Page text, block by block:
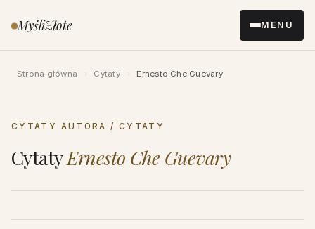
do MyśliZłote MENU
Strona główna › Cytaty › Ernesto Che Guevary
CYTATY AUTORA / CYTATY
CytatyErnesto Che Guevary